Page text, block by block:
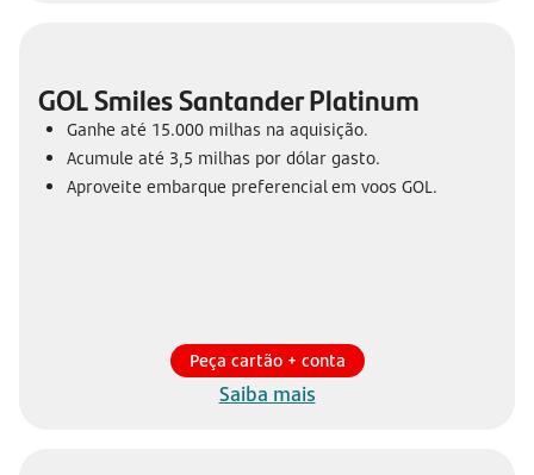
GOL Smiles Santander Platinum
Ganhe até 15.000 milhas na aquisição.
Acumule até 3,5 milhas por dólar gasto.
Aproveite embarque preferencial em voos GOL.
Peça cartão + conta
Saiba mais